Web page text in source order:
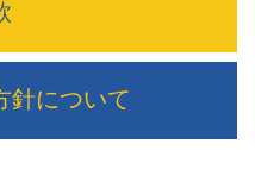
針について